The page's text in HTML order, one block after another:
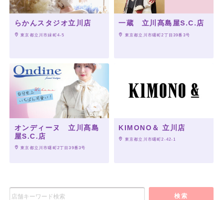
らかんスタジオ立川店
東京都立川市緑町4-5
一蔵 立川髙島屋S.C.店
東京都立川市曙町2丁目39番3号
オンディーヌ 立川髙島
屋S.C.店
東京都立川市曙町2丁目39番3号
KIMONO＆ 立川店
東京都立川市曙町2-42-1
検索